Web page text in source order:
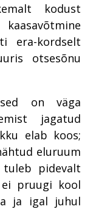
kodust
era-kordselt
otsesõnu
on väga
jagatud
elab koos;
eluruum
tuleb pidevalt
pruugi kool
ja igal juhul